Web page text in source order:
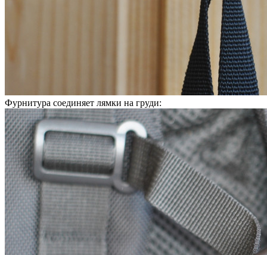
Фурнитура соединяет лямки на груди: